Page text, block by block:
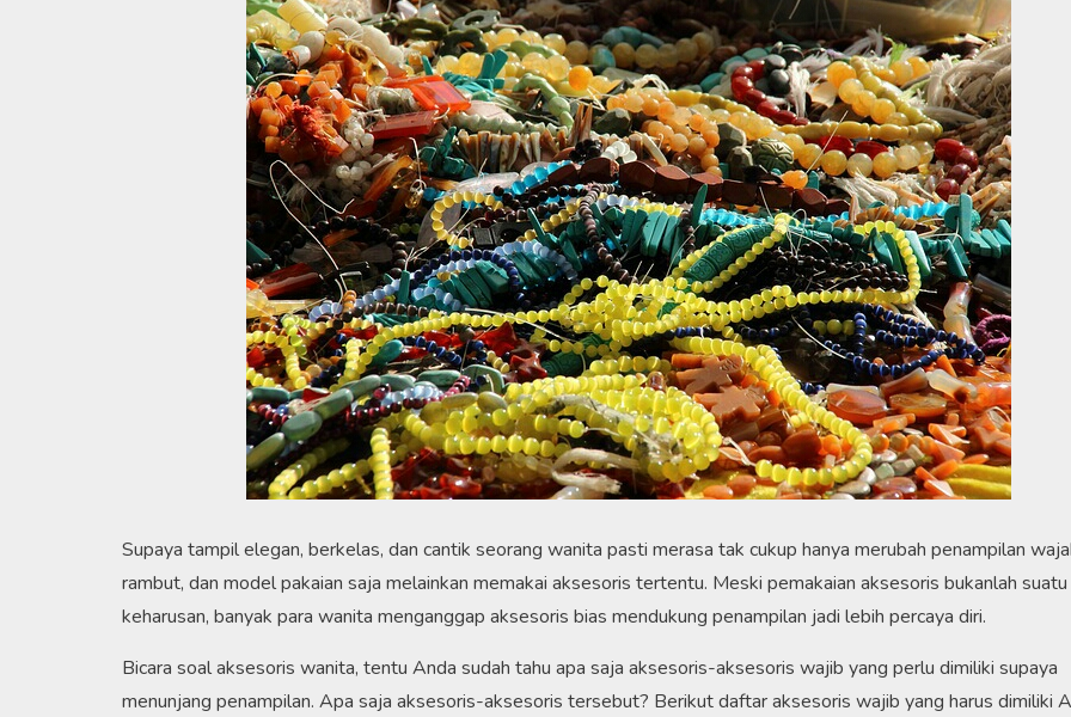
Supaya tampil elegan, berkelas, dan cantik seorang wanita pasti merasa tak cukup hanya merubah penampilan
rambut, dan model pakaian saja melainkan memakai aksesoris tertentu. Meski pemakaian aksesoris bukanlah suatu
keharusan, banyak para wanita menganggap aksesoris bias mendukung penampilan jadi lebih percaya diri.
Bicara soal aksesoris wanita, tentu Anda sudah tahu apa saja aksesoris-aksesoris wajib yang perlu dimiliki supaya
menunjang penampilan. Apa saja aksesoris-aksesoris tersebut? Berikut daftar aksesoris wajib yang harus dimiliki